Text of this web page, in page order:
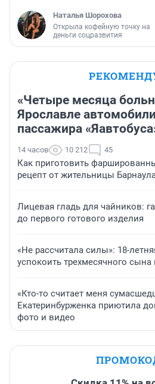
Наталья Шорохова
Открыла кофейную точку на
деньги соцразвития
«Четыре месяца
Ярославле
пассажира
14 часов 10 212 45
Как приготовить
рецепт от жительницы
Лицевая гладь для чайников:
до первого готового изделия
«Не рассчитала силы»: 18-
успокоить трехмесячного сына
«Кто-то считает меня
Екатеринбурженка приютила
фото и видео